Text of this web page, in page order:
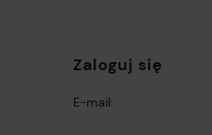
Zaloguj się
E-mail: